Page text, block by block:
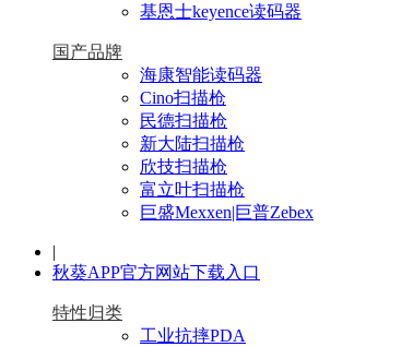
基恩士keyence读码器
国产品牌
海康智能读码器
Cino扫描枪
民德扫描枪
新大陆扫描枪
欣技扫描枪
富立叶扫描枪
巨盛Mexxen|巨普Zebex
|
秋葵APP官方网站下载入口
特性归类
工业抗摔PDA